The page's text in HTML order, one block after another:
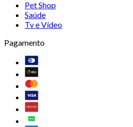
Pet Shop
Saúde
Tv e Vídeo
Pagamento